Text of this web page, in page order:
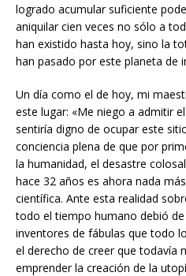
logrado acumular suficiente
aniquilar cien veces no sólo a
han existido hasta hoy, sino la
han pasado por este planeta de
Un día como el de hoy, mi
este lugar: «Me niego a admitir
sentiría digno de ocupar este
conciencia plena de que por
la humanidad, el desastre
hace 32 años es ahora nada
científica. Ante esta realidad
todo el tiempo humano debió
inventores de fábulas que todo
el derecho de creer que todavía
emprender la creación de la